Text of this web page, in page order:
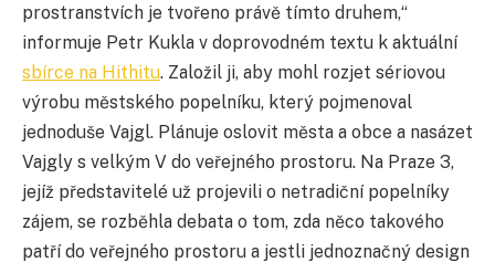
prostranstvích je tvořeno právě tímto druhem,“
informuje Petr Kukla v doprovodném textu k aktuální
sbírce na Hithitu. Založil ji, aby mohl rozjet sériovou
výrobu městského popelníku, který pojmenoval
jednoduše Vajgl. Plánuje oslovit města a obce a nasázet
Vajgly s velkým V do veřejného prostoru. Na Praze 3,
jejíž představitelé už projevili o netradiční popelníky
zájem, se rozběhla debata o tom, zda něco takového
patří do veřejného prostoru a jestli jednoznačný design